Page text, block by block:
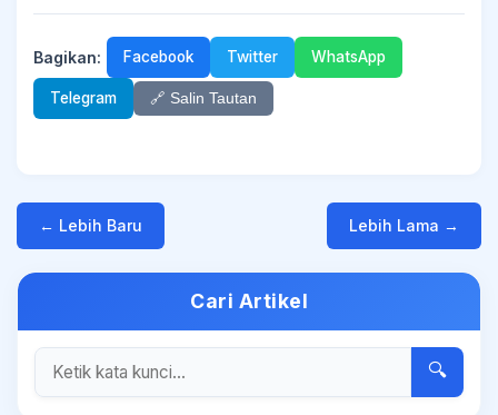
Bagikan: Facebook Twitter WhatsApp
Telegram 🔗 Salin Tautan
← Lebih Baru Lebih Lama →
Cari Artikel
🔍